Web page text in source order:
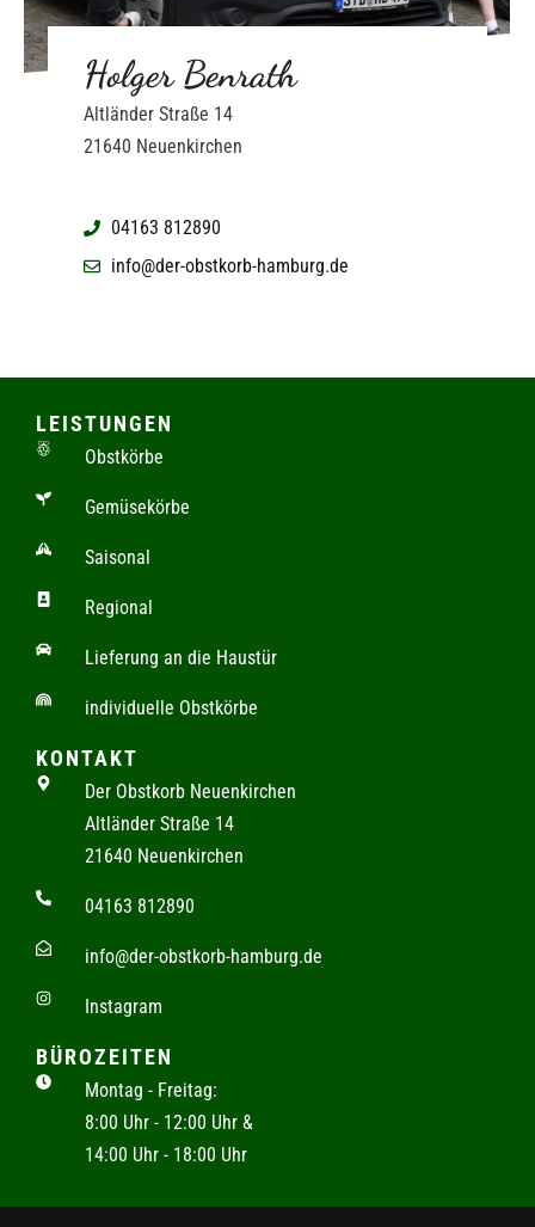
Holger Benrath
Altländer Straße 14
21640 Neuenkirchen
04163 812890
info@der-obstkorb-hamburg.de
LEISTUNGEN
Obstkörbe
Gemüsekörbe
Saisonal
Regional
Lieferung an die Haustür
individuelle Obstkörbe
KONTAKT
Der Obstkorb Neuenkirchen
Altländer Straße 14
21640 Neuenkirchen
04163 812890
info@der-obstkorb-hamburg.de
Instagram
BÜROZEITEN
Montag - Freitag:
8:00 Uhr - 12:00 Uhr &
14:00 Uhr - 18:00 Uhr